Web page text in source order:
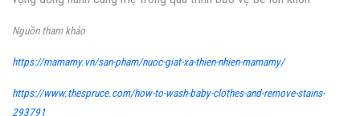
Nguồn tham khảo
https://mamamy.vn/san-pham/nuoc-giat-xa-thien-nhien-mamamy/
https://www.thespruce.com/how-to-wash-baby-clothes-and-remove-stains-
293791